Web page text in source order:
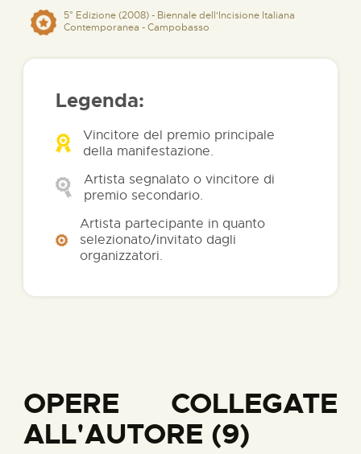
5° Edizione (2008) - Biennale dell'Incisione Italiana
Contemporanea - Campobasso
Legenda:
Vincitore del premio principale
della manifestazione.
Artista segnalato o vincitore di
premio secondario.
Artista partecipante in quanto
selezionato/invitato dagli
organizzatori.
OPERE COLLEGATE
ALL'AUTORE (9)